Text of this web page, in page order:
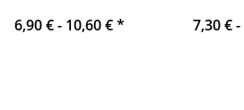
6,90 € - 10,60 €* 7,30 € -